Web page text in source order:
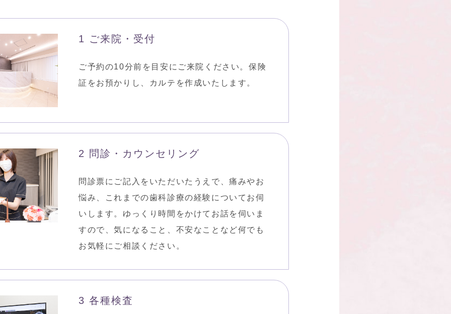
1 ご来院・受付
ご予約の10分前を目安にご来院ください。保険
証をお預かりし、カルテを作成いたします。
2 問診・カウンセリング
問診票にご記入をいただいたうえで、痛みやお
悩み、これまでの歯科診療の経験についてお伺
いします。ゆっくり時間をかけてお話を伺いま
すので、気になること、不安なことなど何でも
お気軽にご相談ください。
3 各種検査